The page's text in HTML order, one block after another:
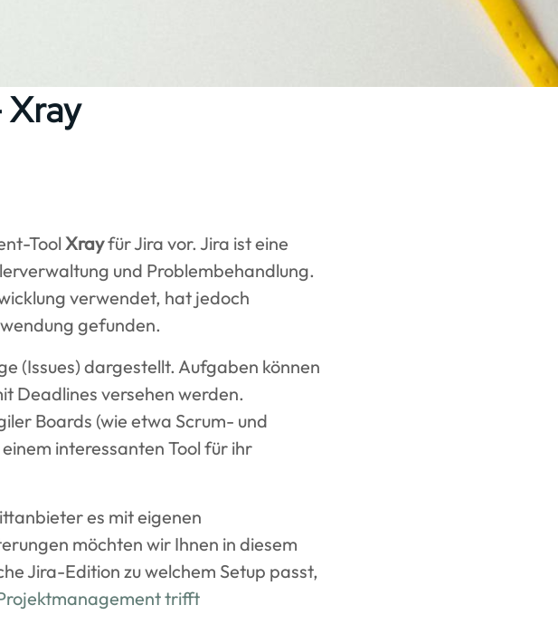
Tool Xrayfür Jira vor. Jira ist eine
und Problembehandlung.
verwendet, hat jedoch
gefunden.
(Issues) dargestellt. Aufgaben können
Deadlines versehen werden.
Boards (wie etwa Scrum- und
interessanten Tool für ihr
es mit eigenen
möchten wir Ihnen in diesem
Jira-Edition zu welchem Setup passt,
trifft